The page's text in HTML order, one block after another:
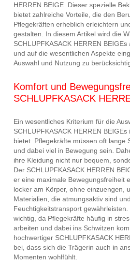
HERREN BEIGE. Dieser spezielle
bietet zahlreiche Vorteile, die den
Pflegekräften erheblich erleichtern
gestalten. In diesem Artikel wird die
SCHLUPFKASACK HERREN
und auf die wesentlichen Aspekte
Auswahl und Nutzung zu
Komfort und
SCHLUPFKASACK
Ein wesentliches Kriterium für die
SCHLUPFKASACK HERREN
bietet. Pflegekräfte müssen oft lange
und dabei viel in Bewegung sein.
ihre Kleidung nicht nur bequem,
Der SCHLUPFKASACK HERREN
er eine maximale Bewegungsfreiheit
locker am Körper, ohne einzuengen,
Materialien, die atmungsaktiv sind
Feuchtigkeitstransport
wichtig, da Pflegekräfte häufig in
arbeiten und dabei ins Schwitzen
hochwertiger SCHLUPFKASACK
bei, dass sich die Trägerin auch in
Momenten wohlfühlt.